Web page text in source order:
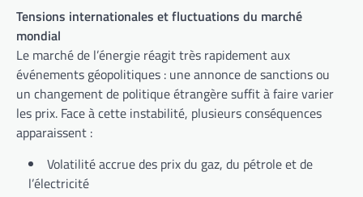
Tensions internationales et fluctuations du marché
mondial
Le marché de l’énergie réagit très rapidement aux
événements géopolitiques : une annonce de sanctions ou
un changement de politique étrangère suffit à faire varier
les prix. Face à cette instabilité, plusieurs conséquences
apparaissent :
Volatilité accrue des prix du gaz, du pétrole et de
l’électricité